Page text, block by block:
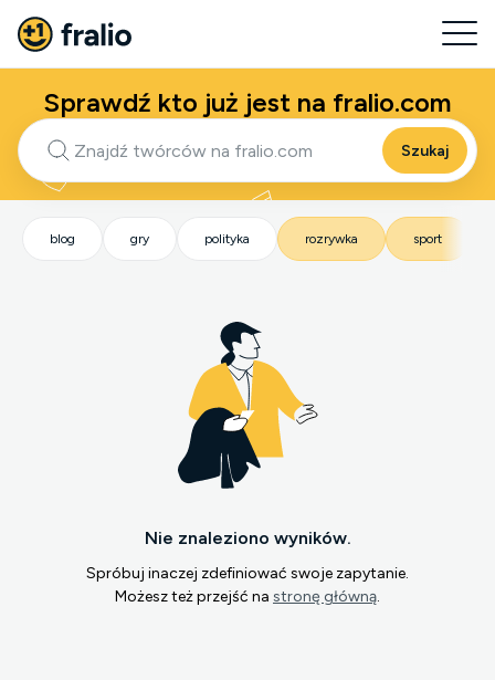
Sprawdź kto już jest na fralio.com
Szukaj
blog gry polityka rozrywka sport
Nie znaleziono wyników.
Spróbuj inaczej zdefiniować swoje zapytanie.
Możesz też przejść na stronę główną.